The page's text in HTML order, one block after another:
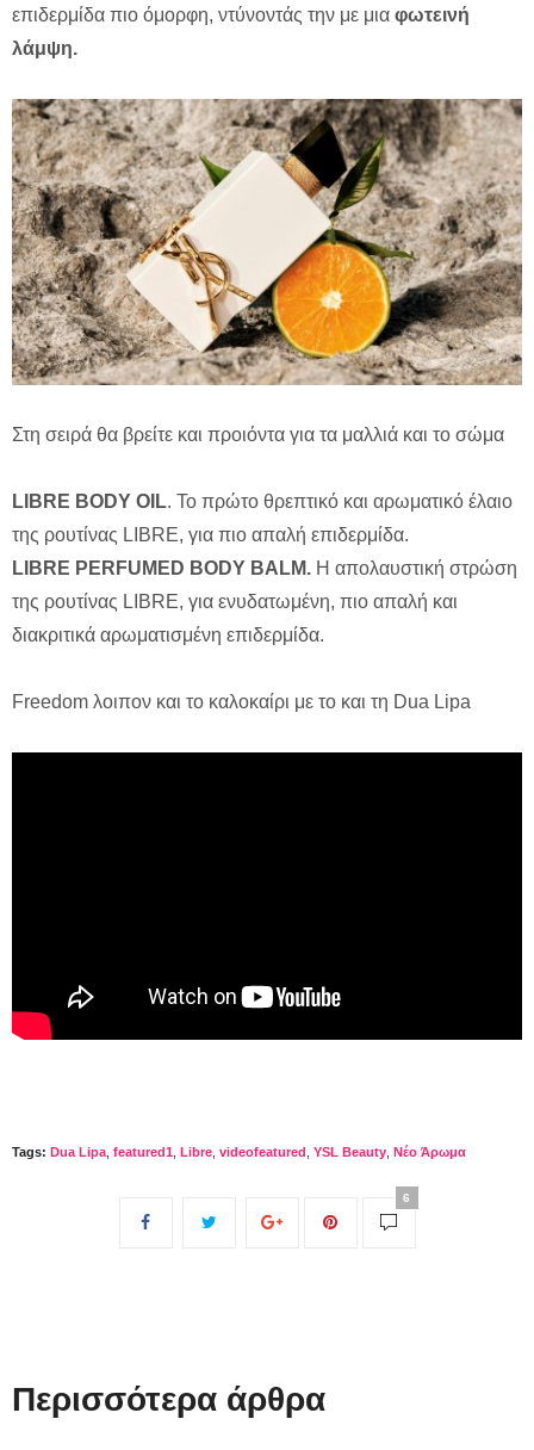
επιδερμίδα πιο όμορφη, ντύνοντάς την με μια φωτεινή
λάμψη.
Στη σειρά θα βρείτε και προιόντα για τα μαλλιά και το σώμα
LIBRE BODY OIL. Το πρώτο θρεπτικό και αρωματικό έλαιο
της ρουτίνας LIBRE, για πιο απαλή επιδερμίδα.
LIBRE PERFUMED BODY BALM. Η απολαυστική στρώση
της ρουτίνας LIBRE, για ενυδατωμένη, πιο απαλή και
διακριτικά αρωματισμένη επιδερμίδα.
Freedom λοιπον και το καλοκαίρι με το και τη Dua Lipa
Tags: Dua Lipa featured1 Libre videofeatured YSL Beauty Νέο Άρωμα
6
Περισσότερα άρθρα